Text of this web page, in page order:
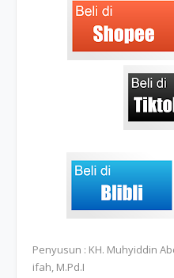
Penyusun : KH. Muhyiddin
ifah, M.Pd.I